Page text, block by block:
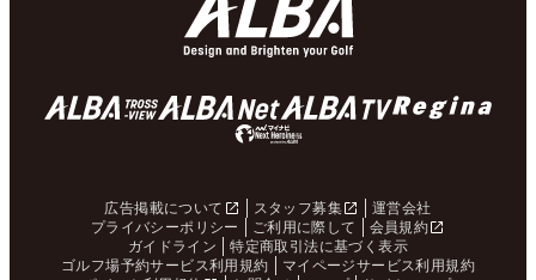
広告掲載について スタッフ募集
運営会社
プライバシーポリシー
ご利用に際して
会員規約
ガイドライン
特定商取引法に基づく表示
ゴルフ場予約サービス利用規約
マイページサービス利用規約